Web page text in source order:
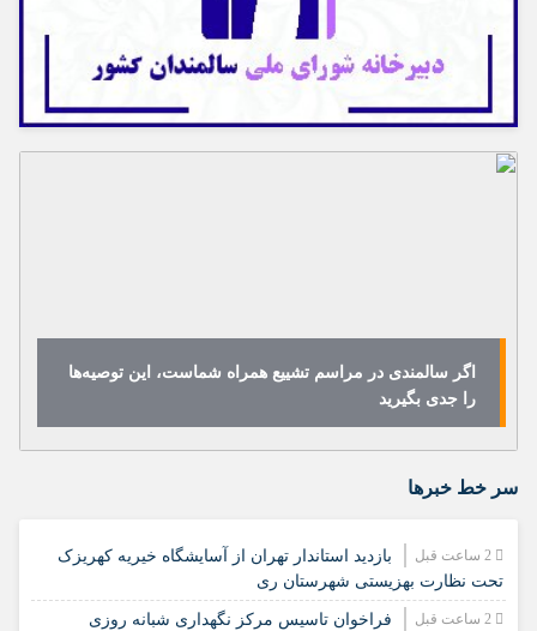
اگر سالمندی در مراسم تشییع همراه شماست، این توصیه‌ها
را جدی بگیرید
سر خط خبرها
بازدید استاندار تهران از آسایشگاه خیریه کهریزک
تحت نظارت بهزیستی شهرستان ری
فراخوان تاسیس مرکز نگهداری شبانه روزی